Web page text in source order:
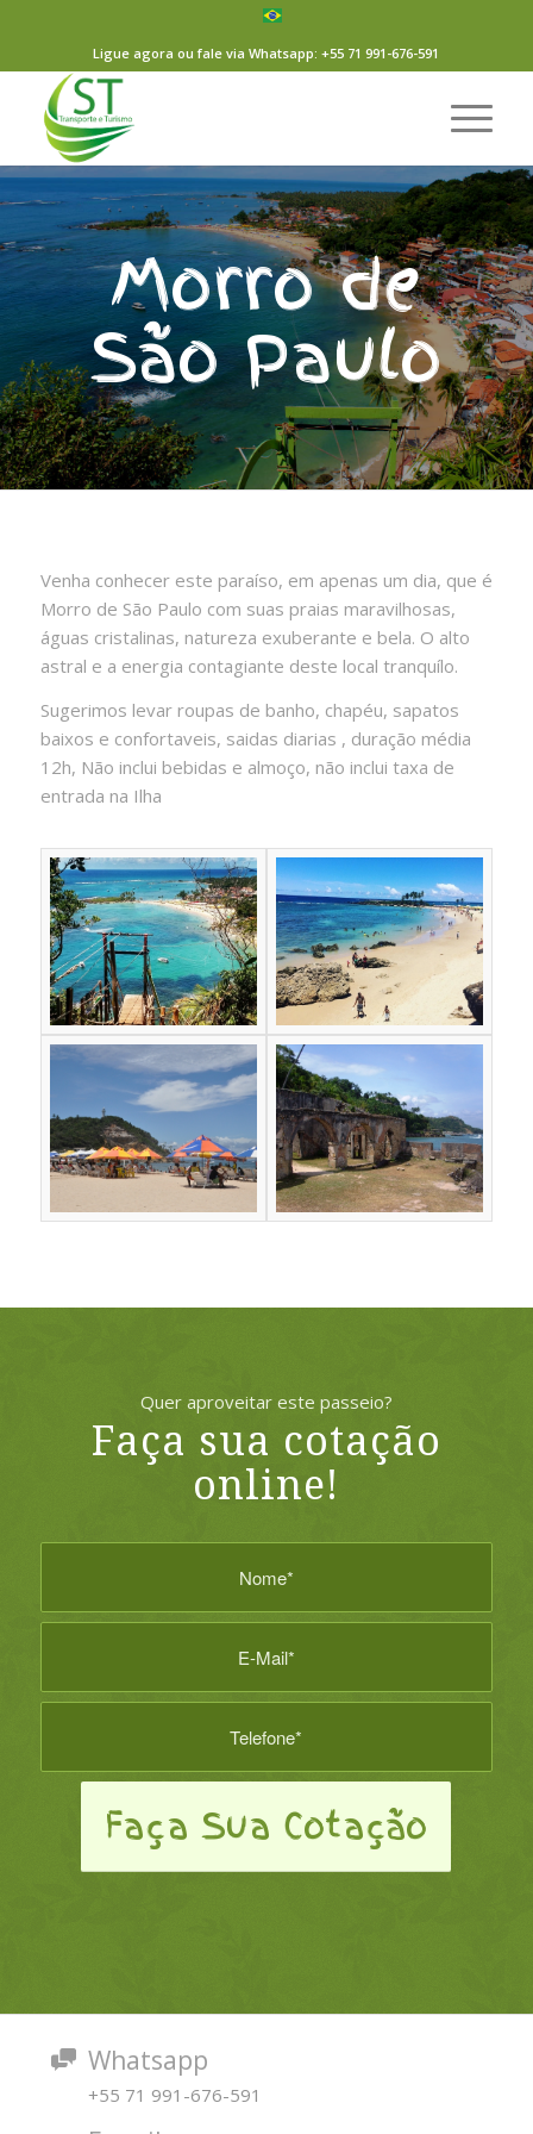
Ligue agora ou fale via Whatsapp: +55 71 991-676-591
Morro de
São Paulo
Venha conhecer este paraíso, em apenas um dia, que é
Morro de São Paulo com suas praias maravilhosas,
águas cristalinas, natureza exuberante e bela. O alto
astral e a energia contagiante deste local tranquílo.
Sugerimos levar roupas de banho, chapéu, sapatos
baixos e confortaveis, saidas diarias , duração média
12h, Não inclui bebidas e almoço, não inclui taxa de
entrada na Ilha
Quer aproveitar este passeio?
Faça sua cotação
online!
Whatsapp
+55 71 991-676-591